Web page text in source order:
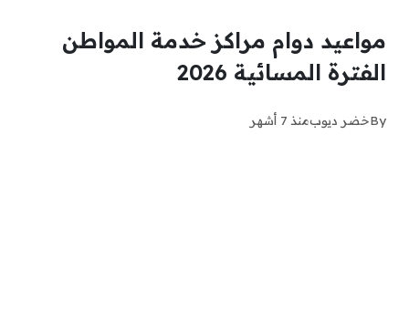
مواعيد دوام مراكز خدمة المواطن
الفترة المسائية 2026
Byخضر ديوبمنذ 7 أشهر